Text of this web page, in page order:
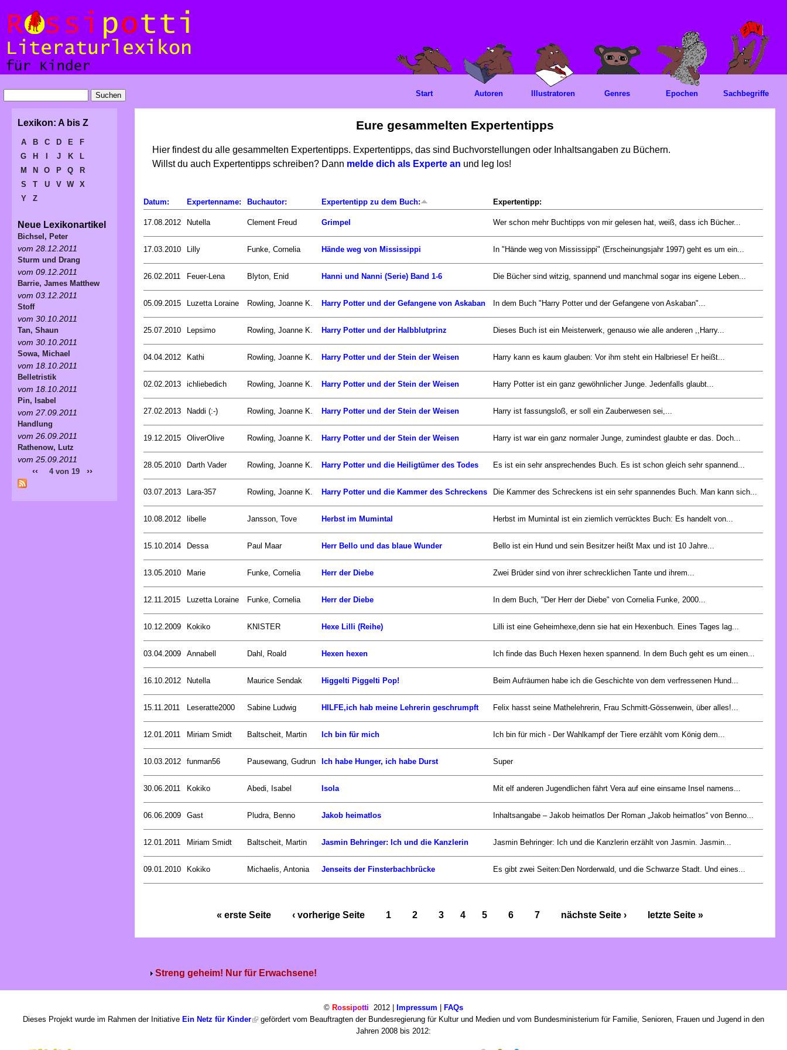
Eure gesammelten Expertentipps
Hier findest du alle gesammelten Expertentipps. Expertentipps, das sind Buchvorstellungen oder Inhaltsangaben zu Büchern.
Willst du auch Expertentipps schreiben? Dann melde dich als Experte an und leg los!
Datum: Expertenname: Buchautor: Expertentipp zu dem Buch: Expertentipp:
17.08.2012 Nutella Clement Freud Grimpel Wer schon mehr Buchtipps von mir gelesen hat, weiß, dass ich Bücher...
17.03.2010 Lilly Funke, Cornelia Hände weg von Mississippi In "Hände weg von Mississippi" (Erscheinungsjahr 1997) geht es um ein...
26.02.2011 Feuer-Lena Blyton, Enid Hanni und Nanni (Serie) Band 1-6 Die Bücher sind witzig, spannend und manchmal sogar ins eigene Leben...
05.09.2015 Luzetta Loraine Rowling, Joanne K. Harry Potter und der Gefangene von Askaban In dem Buch "Harry Potter und der Gefangene von Askaban"...
25.07.2010 Lepsimo Rowling, Joanne K. Harry Potter und der Halbblutprinz Dieses Buch ist ein Meisterwerk, genauso wie alle anderen ,,Harry...
04.04.2012 Kathi Rowling, Joanne K. Harry Potter und der Stein der Weisen Harry kann es kaum glauben: Vor ihm steht ein Halbriese! Er heißt...
02.02.2013 ichliebedich Rowling, Joanne K. Harry Potter und der Stein der Weisen Harry Potter ist ein ganz gewöhnlicher Junge. Jedenfalls glaubt...
27.02.2013 Naddi (:-) Rowling, Joanne K. Harry Potter und der Stein der Weisen Harry ist fassungsloß, er soll ein Zauberwesen sei,...
19.12.2015 OliverOlive Rowling, Joanne K. Harry Potter und der Stein der Weisen Harry ist war ein ganz normaler Junge, zumindest glaubte er das. Doch...
28.05.2010 Darth Vader Rowling, Joanne K. Harry Potter und die Heiligtümer des Todes Es ist ein sehr ansprechendes Buch. Es ist schon gleich sehr spannend...
03.07.2013 Lara-357 Rowling, Joanne K. Harry Potter und die Kammer des Schreckens Die Kammer des Schreckens ist ein sehr spannendes Buch. Man kann sich...
10.08.2012 libelle Jansson, Tove Herbst im Mumintal Herbst im Mumintal ist ein ziemlich verrücktes Buch: Es handelt von...
15.10.2014 Dessa Paul Maar Herr Bello und das blaue Wunder Bello ist ein Hund und sein Besitzer heißt Max und ist 10 Jahre...
13.05.2010 Marie Funke, Cornelia Herr der Diebe Zwei Brüder sind von ihrer schrecklichen Tante und ihrem...
12.11.2015 Luzetta Loraine Funke, Cornelia Herr der Diebe In dem Buch, "Der Herr der Diebe" von Cornelia Funke, 2000...
10.12.2009 Kokiko KNISTER Hexe Lilli (Reihe) Lilli ist eine Geheimhexe,denn sie hat ein Hexenbuch. Eines Tages lag...
03.04.2009 Annabell Dahl, Roald Hexen hexen Ich finde das Buch Hexen hexen spannend. In dem Buch geht es um einen...
16.10.2012 Nutella Maurice Sendak Higgelti Piggelti Pop! Beim Aufräumen habe ich die Geschichte von dem verfressenen Hund...
15.11.2011 Leseratte2000 Sabine Ludwig HILFE,ich hab meine Lehrerin geschrumpft Felix hasst seine Mathelehrerin, Frau Schmitt-Gössenwein, über alles!...
12.01.2011 Miriam Smidt Baltscheit, Martin Ich bin für mich Ich bin für mich - Der Wahlkampf der Tiere erzählt vom König dem...
10.03.2012 funman56 Pausewang, Gudrun Ich habe Hunger, ich habe Durst Super
30.06.2011 Kokiko Abedi, Isabel Isola Mit elf anderen Jugendlichen fährt Vera auf eine einsame Insel namens...
06.06.2009 Gast Pludra, Benno Jakob heimatlos Inhaltsangabe – Jakob heimatlos Der Roman „Jakob heimatlos“ von Benno...
12.01.2011 Miriam Smidt Baltscheit, Martin Jasmin Behringer: Ich und die Kanzlerin Jasmin Behringer: Ich und die Kanzlerin erzählt von Jasmin. Jasmin...
09.01.2010 Kokiko Michaelis, Antonia Jenseits der Finsterbachbrücke Es gibt zwei Seiten:Den Norderwald, und die Schwarze Stadt. Und eines...
« erste Seite ‹ vorherige Seite 1 2 3 4 5 6 7 nächste Seite › letzte Seite »
Streng geheim! Nur für Erwachsene!
Start Autoren Illustratoren Genres Epochen Sachbegriffe
Lexikon: A bis Z
A B C D E
F
G
H J K
L
M
N O P Q
R
S
T U V W
X
Y
Z
Neue Lexikonartikel
Bichsel, Peter
vom 28.12.2011
Sturm und Drang
vom 09.12.2011
Barrie, James Matthew
vom 03.12.2011
Stoff
vom 30.10.2011
Tan, Shaun
vom 30.10.2011
Sowa, Michael
vom 18.10.2011
Belletristik
vom 18.10.2011
Pin, Isabel
vom 27.09.2011
Handlung
vom 26.09.2011
Rathenow, Lutz
vom 25.09.2011
‹‹ 4 von 19 ››
© Rossipotti 2012 | Impressum | FAQs
Dieses Projekt wurde im Rahmen der Initiative Ein Netz für Kinder
gefördert vom Beauftragten der Bundesregierung für Kultur und Medien und vom Bundesministerium für Familie, Senioren, Frauen und Jugend in den
Jahren 2008 bis 2012: